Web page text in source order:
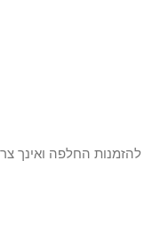
אנו נפתור מראש